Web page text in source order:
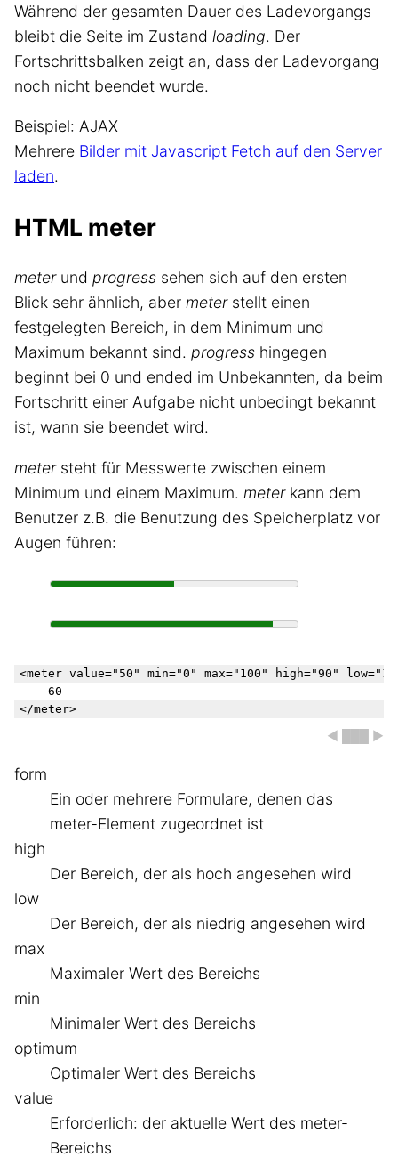
Während der gesamten Dauer des Ladevorgangs
bleibt die Seite im Zustand loading. Der
Fortschrittsbalken zeigt an, dass der Ladevorgang
noch nicht beendet wurde.
Beispiel: AJAX
Mehrere Bilder mit Javascript Fetch auf den Server
laden.
HTML meter
meterund progress sehen sich auf den ersten
Blick sehr ähnlich, aber meterstellt einen
festgelegten Bereich, in dem Minimum und
Maximum bekannt sind. progress hingegen
beginnt bei 0 und ended im Unbekannten, da beim
Fortschritt einer Aufgabe nicht unbedingt bekannt
ist, wann sie beendet wird.
metersteht für Messwerte zwischen einem
Minimum und einem Maximum. meterkann dem
Benutzer z.B. die Benutzung des Speicherplatz vor
Augen führen:
<meter value="50" min="0" max="100" high="90"
    60
◀ ███ ▶
form
Ein oder mehrere Formulare, denen das
meter-Element zugeordnet ist
high
Der Bereich, der als hoch angesehen wird
low
Der Bereich, der als niedrig angesehen wird
max
Maximaler Wert des Bereichs
min
Minimaler Wert des Bereichs
optimum
Optimaler Wert des Bereichs
value
Erforderlich: der aktuelle Wert des meter-
Bereichs